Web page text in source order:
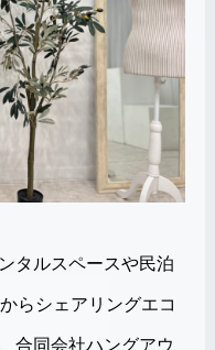
タルスペースや民泊
らシェアリングエコ
合同会社ハングアウ